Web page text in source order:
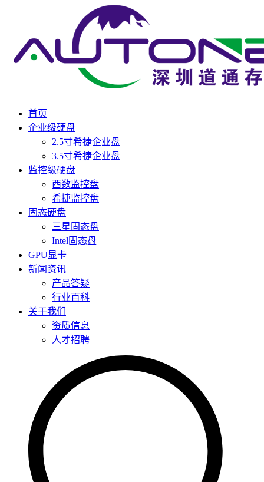
首页
企业级硬盘
2.5寸希捷企业盘
3.5寸希捷企业盘
监控级硬盘
西数监控盘
希捷监控盘
固态硬盘
三星固态盘
Intel固态盘
GPU显卡
新闻资讯
产品答疑
行业百科
关于我们
资质信息
人才招聘